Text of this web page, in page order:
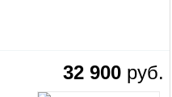
32 900 руб.